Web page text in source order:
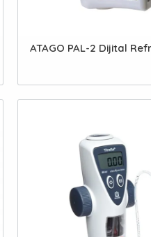
ATAGO PAL-2 Dijital